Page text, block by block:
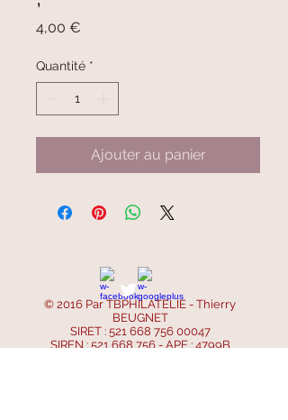
4,00 €
Quantité *
Ajouter au panier
© 2016 Par TBPHILATELIE - Thierry
BEUGNET
SIRET : 521 668 756 00047
SIREN :521 668 756- APE : 4799B